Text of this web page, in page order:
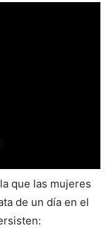
que las mujeres
de un día en el